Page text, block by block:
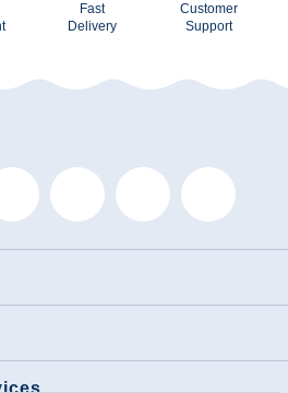
Fast
Delivery
Customer
Support